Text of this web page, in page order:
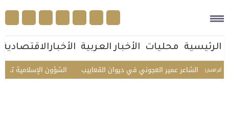
الرئيسية محليات الأخبار العربية الأخبارالاقتصادية
أخر الأخبار | الشؤون الإسلامية تستقبل الشاعر عمير العجوني في ديوان القعابيب